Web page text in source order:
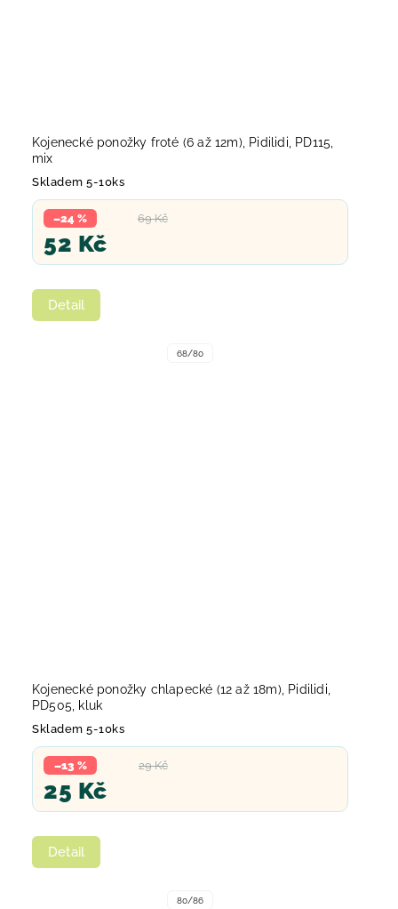
Kojenecké ponožky froté (6 až 12m), Pidilidi, PD115,
mix
Skladem 5-10ks
69 Kč
–24 %
52 Kč
Detail
68/80
Kojenecké ponožky chlapecké (12 až 18m), Pidilidi,
PD505, kluk
Skladem 5-10ks
29 Kč
–13 %
25 Kč
Detail
80/86